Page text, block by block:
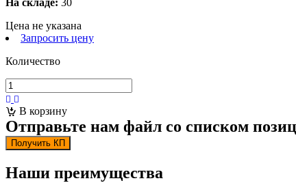
На складе: 30
Цена не указана
Запросить цену
Количество
В корзину
Отправьте нам файл со списком
Получить КП
Наши преимущества